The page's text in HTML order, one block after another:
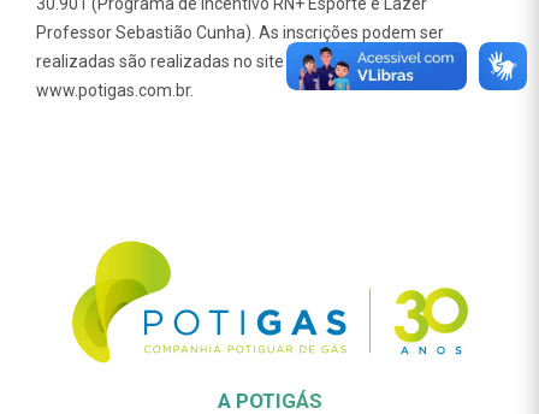
Professor Sebastião Cunha). As inscrições podem ser
realizadas são realizadas no site da Potigás:
www.potigas.com.br.
A POTIGÁS